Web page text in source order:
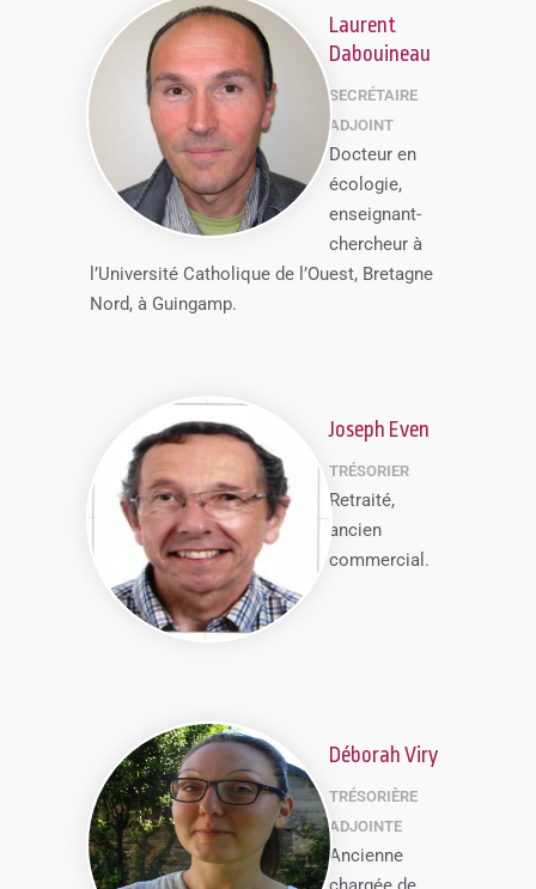
Laurent
Dabouineau
SECRÉTAIRE
ADJOINT
Docteur en
écologie,
enseignant-
chercheur à
l’Université Catholique de l’Ouest, Bretagne
Nord, à Guingamp.
Joseph Even
TRÉSORIER
Retraité,
ancien
commercial.
Déborah Viry
TRÉSORIÈRE
ADJOINTE
Ancienne